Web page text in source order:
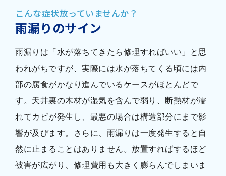
こんな症状放っていませんか？
雨漏りのサイン
雨漏りは「水が落ちてきたら修理すればいい」と思
われがちですが、実際には水が落ちてくる頃には内
部の腐食がかなり進んでいるケースがほとんどで
す。天井裏の木材が湿気を含んで弱り、断熱材が濡
れてカビが発生し、最悪の場合は構造部分にまで影
響が及びます。さらに、雨漏りは一度発生すると自
然に止まることはありません。放置すればするほど
被害が広がり、修理費用も大きく膨らんでしまいま